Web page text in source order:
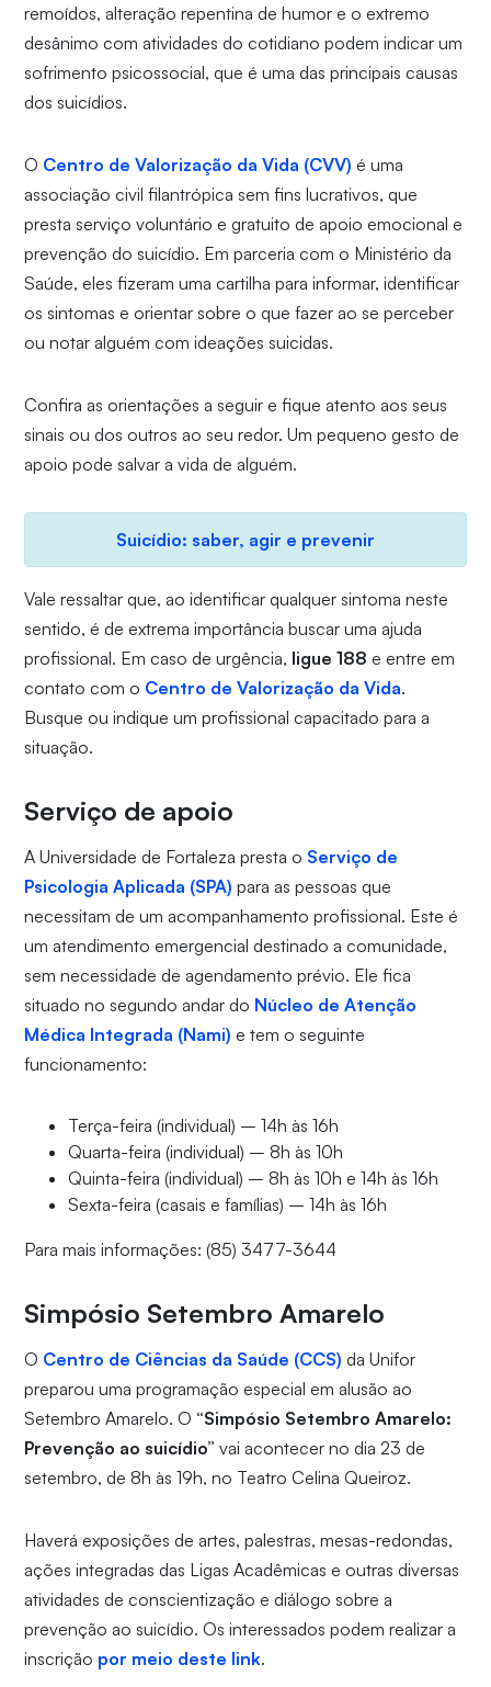
remoídos, alteração repentina de humor e o extremo
desânimo com atividades do cotidiano podem indicar um
sofrimento psicossocial, que é uma das principais causas
dos suicídios.
O Centro de Valorização da Vida (CVV) é uma
associação civil filantrópica sem fins lucrativos, que
presta serviço voluntário e gratuito de apoio emocional e
prevenção do suicídio. Em parceria com o Ministério da
Saúde, eles fizeram uma cartilha para informar, identificar
os sintomas e orientar sobre o que fazer ao se perceber
ou notar alguém com ideações suicidas.
Confira as orientações a seguir e fique atento aos seus
sinais ou dos outros ao seu redor. Um pequeno gesto de
apoio pode salvar a vida de alguém.
Suicídio: saber, agir e prevenir
Vale ressaltar que, ao identificar qualquer sintoma neste
sentido, é de extrema importância buscar uma ajuda
profissional. Em caso de urgência, ligue 188 e entre em
contato com o Centro de Valorização da Vida.
Busque ou indique um profissional capacitado para a
situação.
Serviço de apoio
A Universidade de Fortaleza presta o Serviço de
Psicologia Aplicada (SPA) para as pessoas que
necessitam de um acompanhamento profissional. Este é
um atendimento emergencial destinado a comunidade,
sem necessidade de agendamento prévio. Ele fica
situado no segundo andar do Núcleo de Atenção
Médica Integrada (Nami) e tem o seguinte
funcionamento:
Terça-feira (individual) – 14h às 16h
Quarta-feira (individual) – 8h às 10h
Quinta-feira (individual) – 8h às 10h e 14h às 16h
Sexta-feira (casais e famílias) – 14h às 16h
Para mais informações: (85) 3477-3644
Simpósio Setembro Amarelo
O Centro de Ciências da Saúde (CCS) da Unifor
preparou uma programação especial em alusão ao
Setembro Amarelo. O “Simpósio Setembro Amarelo:
Prevenção ao suicídio” vai acontecer no dia 23 de
setembro, de 8h às 19h, no Teatro Celina Queiroz.
Haverá exposições de artes, palestras, mesas-redondas,
ações integradas das Ligas Acadêmicas e outras diversas
atividades de conscientização e diálogo sobre a
prevenção ao suicídio. Os interessados podem realizar a
inscrição por meio deste link.